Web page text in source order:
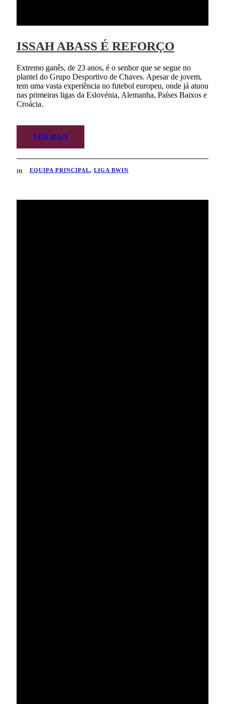
ISSAH ABASS É REFORÇO
Extremo ganês, de 23 anos, é o senhor que se segue no
plantel do Grupo Desportivo de Chaves. Apesar de jovem,
tem uma vasta experiência no futebol europeu, onde já atuou
nas primeiras ligas da Eslovénia, Alemanha, Países Baixos e
Croácia.
VER MAIS
EQUIPA PRINCIPAL, LIGA BWIN